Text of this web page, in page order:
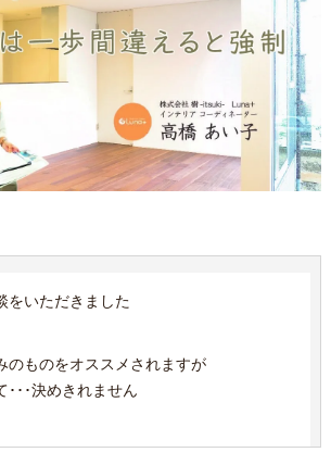
をいただきました
のものをオススメされますが
･･･決めきれません